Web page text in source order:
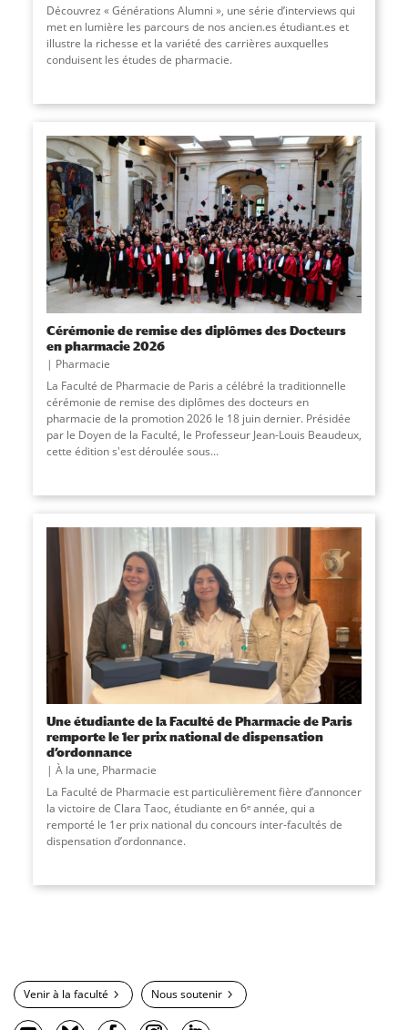
Découvrez « Générations Alumni », une série d’interviews qui
met en lumière les parcours de nos ancien.es étudiant.es et
illustre la richesse et la variété des carrières auxquelles
conduisent les études de pharmacie.
Cérémonie de remise des diplômes des Docteurs
en pharmacie 2026
Pharmacie
La Faculté de Pharmacie de Paris a célébré la traditionnelle
cérémonie de remise des diplômes des docteurs en
pharmacie de la promotion 2026 le 18 juin dernier. Présidée
par le Doyen de la Faculté, le Professeur Jean-Louis Beaudeux,
cette édition s'est déroulée sous...
Une étudiante de la Faculté de Pharmacie de Paris
remporte le 1er prix national de dispensation
d’ordonnance
À la une, Pharmacie
La Faculté de Pharmacie est particulièrement fière d’annoncer
la victoire de Clara Taoc, étudiante en 6ᵉ année, qui a
remporté le 1er prix national du concours inter-facultés de
dispensation d’ordonnance.
Venir à la faculté Nous soutenir